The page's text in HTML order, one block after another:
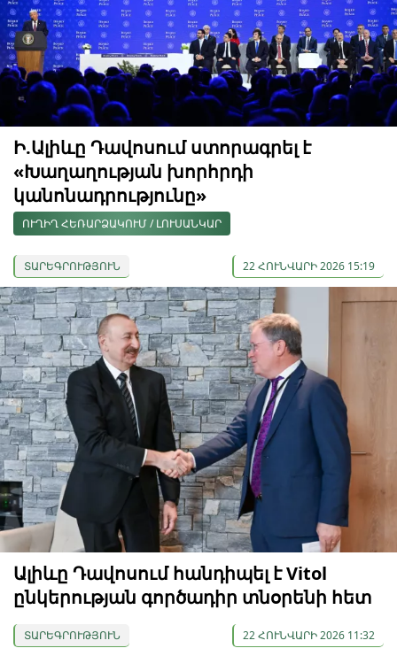
Ի.Ալիևը Դավոսում ստորագրել է
«Խաղաղության խորհրդի
կանոնադրությունը»
ՈՒՂԻՂ ՀԵՌԱՐՁԱԿՈՒՄ / ԼՈՒՍԱՆԿԱՐ
ՏԱՐԵԳՐՈՒԹՅՈՒՆ 22 ՀՈՒՆՎԱՐԻ 2026 15:19
Ալիևը Դավոսում հանդիպել է Vitol
ընկերության գործադիր տնօրենի հետ
ՏԱՐԵԳՐՈՒԹՅՈՒՆ 22 ՀՈՒՆՎԱՐԻ 2026 11:32